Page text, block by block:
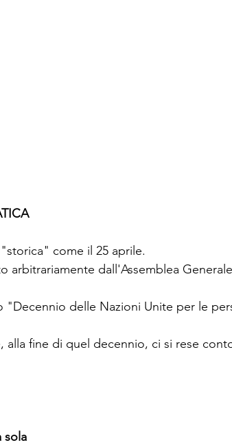
come il 25 aprile.
arbitrariamente dall'Assemblea
"Decennio delle Nazioni Unite per le
fine di quel decennio, ci si rese
sola